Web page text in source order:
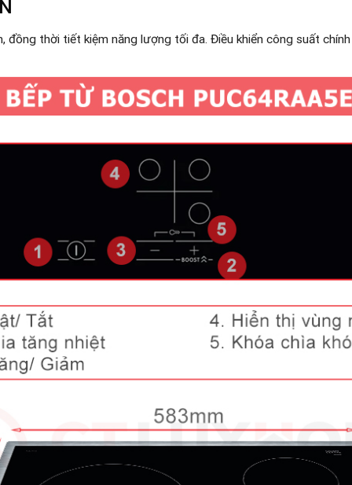
đồng thời tiết kiệm năng lượng tối đa. Điều khiển công suất